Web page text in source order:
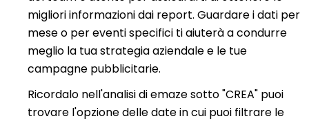
migliori informazioni dai report. Guardare i dati per
mese o per eventi specifici ti aiuterà a condurre
meglio la tua strategia aziendale e le tue
campagne pubblicitarie.
Ricordalo nell'analisi di emazesotto "CREA" puoi
trovare l'opzione delle date in cui puoi filtrare le